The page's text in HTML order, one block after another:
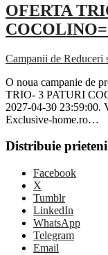
OFERTA
Campanii de Reduceri
O noua campanie de
TRIO- 3 PATURI
2027-04-30 23:59:00.
Exclusive-home.ro…
Distribuie
Facebook
X
Tumblr
LinkedIn
WhatsApp
Telegram
Email